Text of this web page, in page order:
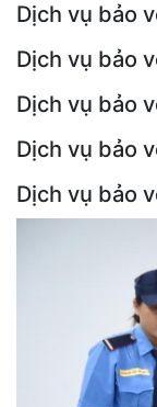
Dịch vụ bảo
Dịch vụ bảo
Dịch vụ bảo
Dịch vụ bảo
Dịch vụ bảo